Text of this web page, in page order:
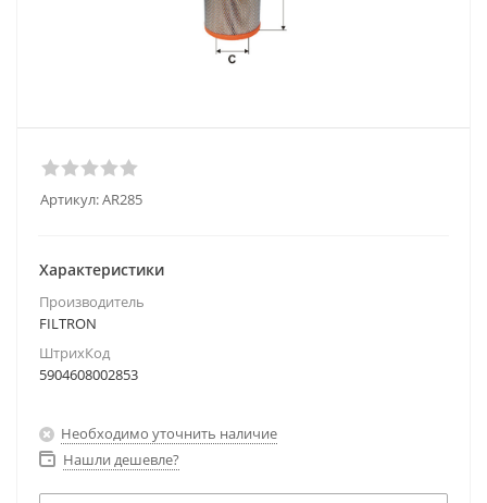
Артикул:AR285
Характеристики
Производитель
FILTRON
ШтрихКод
5904608002853
Необходимо уточнить наличие
Нашли дешевле?